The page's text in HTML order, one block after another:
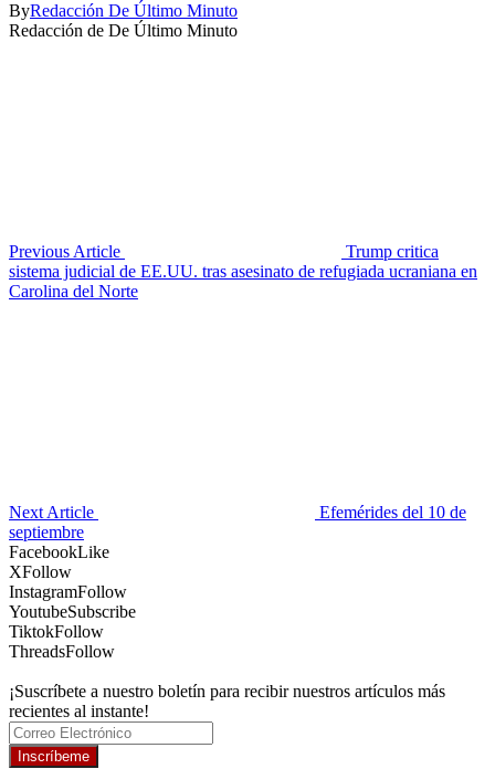
ByRedacción De Último Minuto
Redacción de De Último Minuto
Previous Article
Trump critica
sistema judicial de EE.UU. tras asesinato de refugiada ucraniana en
Carolina del Norte
Next Article
Efemérides del 10 de
septiembre
FacebookLike
XFollow
InstagramFollow
YoutubeSubscribe
TiktokFollow
ThreadsFollow
¡Suscríbete a nuestro boletín para recibir nuestros artículos más
recientes al instante!
Inscríbeme